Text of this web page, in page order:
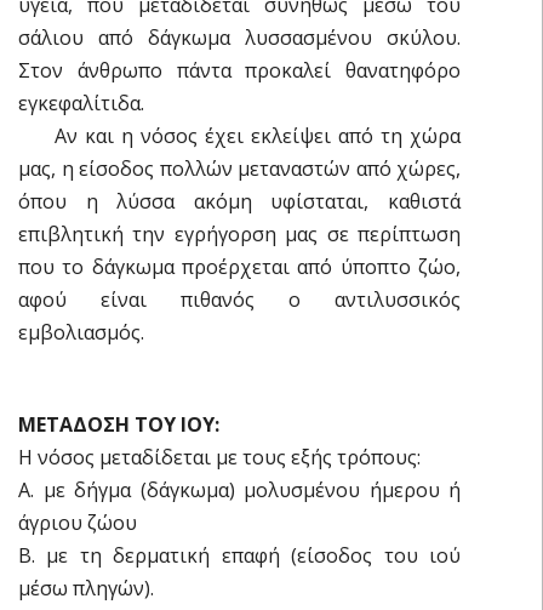
σάλιου από δάγκωμα λυσσασμένου σκύλου.
Στον άνθρωπο πάντα προκαλεί θανατηφόρο
εγκεφαλίτιδα.
Αν και η νόσος έχει εκλείψει από τη χώρα
μας, η είσοδος πολλών μεταναστών από χώρες,
όπου η λύσσα ακόμη υφίσταται, καθιστά
επιβλητική την εγρήγορση μας σε περίπτωση
που το δάγκωμα προέρχεται από ύποπτο ζώο,
αφού είναι πιθανός ο αντιλυσσικός
εμβολιασμός.
ΜΕΤΑΔΟΣΗ ΤΟΥ ΙΟΥ:
Η νόσος μεταδίδεται με τους εξής τρόπους:
Α. με δήγμα (δάγκωμα) μολυσμένου ήμερου ή
άγριου ζώου
Β. με τη δερματική επαφή (είσοδος του ιού
μέσω πληγών).